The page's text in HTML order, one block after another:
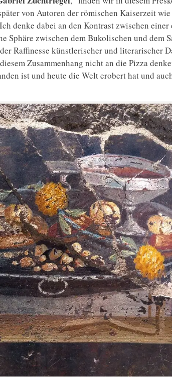
von Autoren der römischen Kaiserzeit
denke dabei an den Kontrast zwischen einer
Sphäre zwischen dem Bukolischen und dem
Raffinesse künstlerischer und literarischer
Zusammenhang nicht an die Pizza
ist und heute die Welt erobert hat und